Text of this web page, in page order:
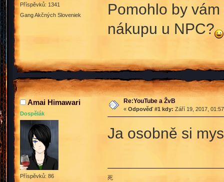
Příspěvků: 1341
Gang Akčných Sloveniek
Pomohlo by
nákupu u NPC?
Amai Himawari
Dospělák
Příspěvků: 86
Re:YouTube a ŽvB
« Odpověď #1 kdy: Září 19, 2017,
Ja osobně si
死